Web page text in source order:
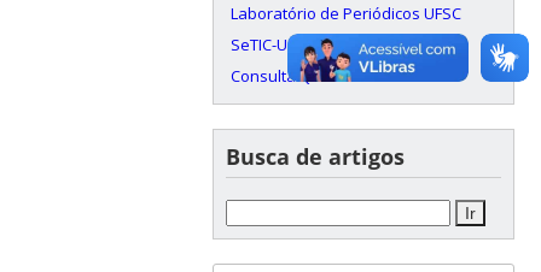
Laboratório de Periódicos UFSC
SeTIC-UFSC
Consulta Qualis
Busca de artigos